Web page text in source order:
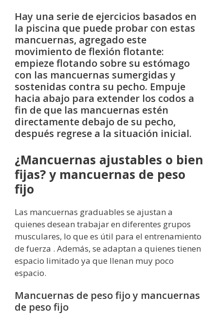
Hay una serie de ejercicios basados ​​en
la piscina que puede probar con estas
mancuernas, agregado este
movimiento de flexión flotante:
empieze flotando sobre su estómago
con las mancuernas sumergidas y
sostenidas contra su pecho. Empuje
hacia abajo para extender los codos a
fin de que las mancuernas estén
directamente debajo de su pecho,
después regrese a la situación inicial.
¿Mancuernas ajustables o bien
fijas? y mancuernas de peso
fijo
Las mancuernas graduables se ajustan a
quienes desean trabajar en diferentes grupos
musculares, lo que es útil para el entrenamiento
de fuerza . Además, se adaptan a quienes tienen
espacio limitado ya que llenan muy poco
espacio.
Mancuernas de peso fijo y mancuernas
de peso fijo